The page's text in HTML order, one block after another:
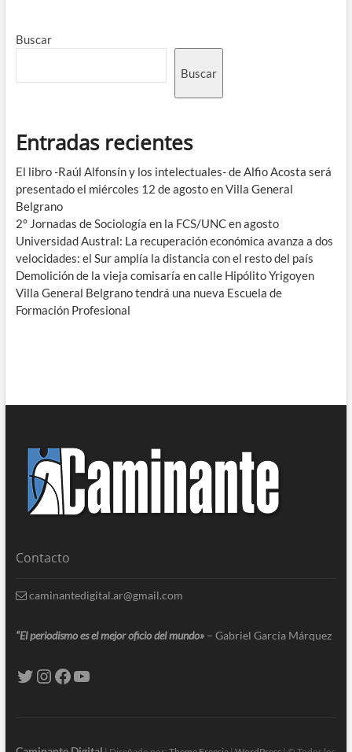
Buscar
Buscar
Entradas recientes
El libro -Raúl Alfonsín y los intelectuales- de Alfio Acosta será
presentado el miércoles 12 de agosto en Villa General
Belgrano
2° Jornadas de Sociología en la FCS/UNC en agosto
Universidad Austral: La recuperación económica avanza a dos
velocidades: el Sur amplía la distancia con el resto del país
Demolición de la vieja comisaría en calle Hipólito Yrigoyen
Villa General Belgrano tendrá una nueva Escuela de
Formación Profesional
Contacto
caminantedigital.ar@gmail.com
“El periodismo es el mejor oficio del mundo» – Gabriel García Márquez